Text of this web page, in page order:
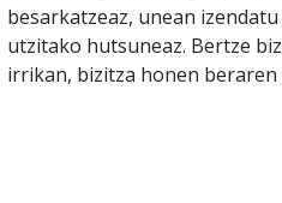
besarkatzeaz, unean
utzitako hutsuneaz. Bertze
irrikan, bizitza honen beraren